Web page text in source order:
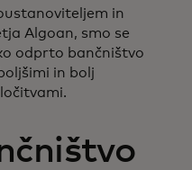
in
Algoan, smo se
odprto bančništvo
in bolj